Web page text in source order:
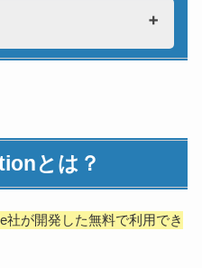
するツールとサービス
ること
発表
とは？
社が開発した無料で利用でき